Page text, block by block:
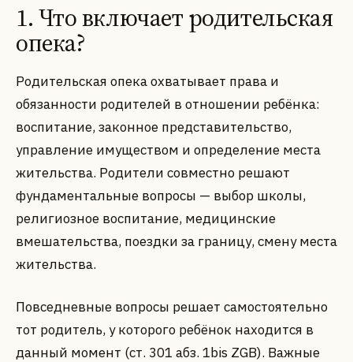
1. Что включает родительская
опека?
Родительская опека охватывает права и
обязанности родителей в отношении ребёнка:
воспитание, законное представительство,
управление имуществом и определение места
жительства. Родители совместно решают
фундаментальные вопросы — выбор школы,
религиозное воспитание, медицинские
вмешательства, поездки за границу, смену места
жительства.
Повседневные вопросы решает самостоятельно
тот родитель, у которого ребёнок находится в
данный момент (ст. 301 абз. 1bis ZGB). Важные